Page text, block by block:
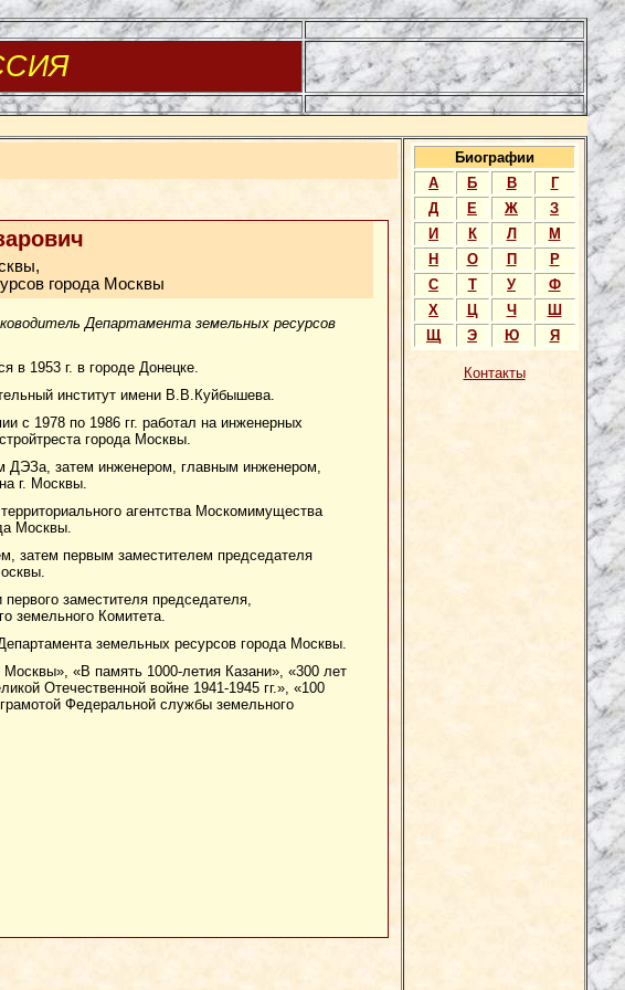
города Москвы
Департамента земельных ресурсов
в 1953 г. в городе Донецке.
институт имени В.В.Куйбышева.
с 1978 по 1986 гг. работал на инженерных
города Москвы.
ДЭЗа, затем инженером, главным инженером,
г. Москвы.
агентства Москомимущества
Москвы.
затем первым заместителем председателя
заместителя председателя,
земельного Комитета.
земельных ресурсов города Москвы.
«В память 1000-летия Казани», «300 лет
Отечественной войне 1941-1945 гг.», «100
Федеральной службы земельного
Биографии
А
Б В
Г
Д
Е Ж
З
И
К Л
М
Н
О П
Р
С
Т У
Ф
Х
Ц Ч
Ш
Щ
Э Ю Я
Контакты